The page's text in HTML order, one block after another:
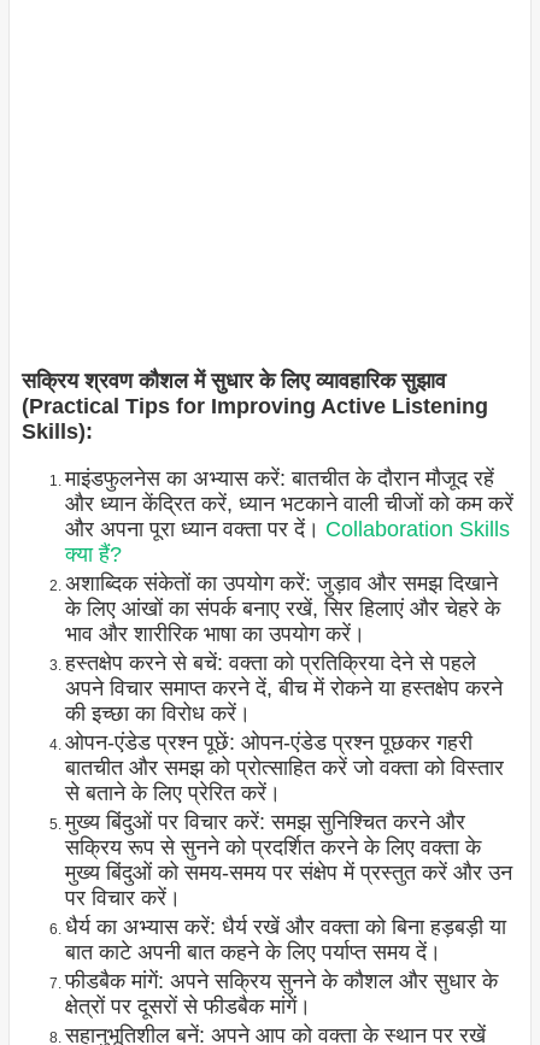
सक्रिय श्रवण कौशल में सुधार के लिए व्यावहारिक सुझाव
(Practical Tips for Improving Active Listening
Skills):
माइंडफुलनेस का अभ्यास करें: बातचीत के दौरान मौजूद रहें
और ध्यान केंद्रित करें, ध्यान भटकाने वाली चीजों को कम करें
और अपना पूरा ध्यान वक्ता पर दें। Collaboration Skills
क्या हैं?
अशाब्दिक संकेतों का उपयोग करें: जुड़ाव और समझ दिखाने
के लिए आंखों का संपर्क बनाए रखें, सिर हिलाएं और चेहरे के
भाव और शारीरिक भाषा का उपयोग करें।
हस्तक्षेप करने से बचें: वक्ता को प्रतिक्रिया देने से पहले
अपने विचार समाप्त करने दें, बीच में रोकने या हस्तक्षेप करने
की इच्छा का विरोध करें।
ओपन-एंडेड प्रश्न पूछें: ओपन-एंडेड प्रश्न पूछकर गहरी
बातचीत और समझ को प्रोत्साहित करें जो वक्ता को विस्तार
से बताने के लिए प्रेरित करें।
मुख्य बिंदुओं पर विचार करें: समझ सुनिश्चित करने और
सक्रिय रूप से सुनने को प्रदर्शित करने के लिए वक्ता के
मुख्य बिंदुओं को समय-समय पर संक्षेप में प्रस्तुत करें और उन
पर विचार करें।
धैर्य का अभ्यास करें: धैर्य रखें और वक्ता को बिना हड़बड़ी या
बात काटे अपनी बात कहने के लिए पर्याप्त समय दें।
फीडबैक मांगें: अपने सक्रिय सुनने के कौशल और सुधार के
क्षेत्रों पर दूसरों से फीडबैक मांगें।
सहानुभूतिशील बनें: अपने आप को वक्ता के स्थान पर रखें